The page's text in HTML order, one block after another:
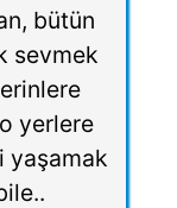
bütün
sevmek
yerlere
yaşamak